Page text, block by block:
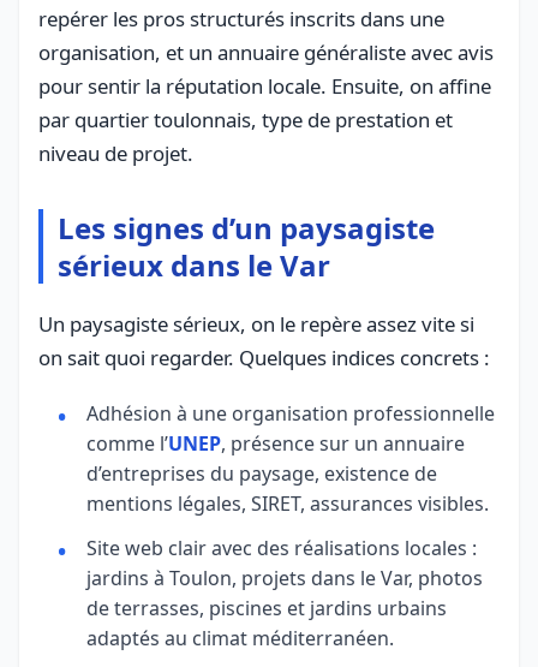
repérer les pros structurés inscrits dans une
organisation, et un annuaire généraliste avec avis
pour sentir la réputation locale. Ensuite, on affine
par quartier toulonnais, type de prestation et
niveau de projet.
Les signes d’un paysagiste
sérieux dans le Var
Un paysagiste sérieux, on le repère assez vite si
on sait quoi regarder. Quelques indices concrets :
Adhésion à une organisation professionnelle
comme l’UNEP, présence sur un annuaire
d’entreprises du paysage, existence de
mentions légales, SIRET, assurances visibles.
Site web clair avec des réalisations locales :
jardins à Toulon, projets dans le Var, photos
de terrasses, piscines et jardins urbains
adaptés au climat méditerranéen.